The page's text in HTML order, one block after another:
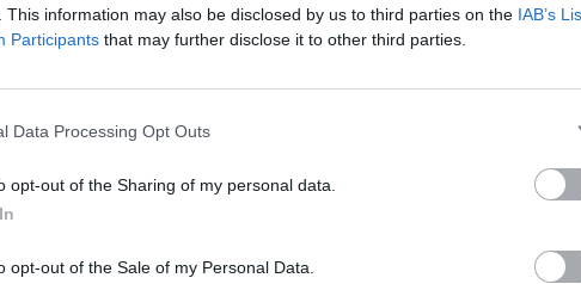
This information may also be disclosed by us to third parties on the IAB’s
Participants that may further disclose it to other third parties.
Data Processing Opt Outs
opt-out of the Sharing of my personal data.
opt-out of the Sale of my Personal Data.
puissance des capacités fret s’inscrit dans la
Transport and Logistics Strategy (
NTLS
diversification de l’économie saoudienne.
position géographique du Royaume, à la
pour rivaliser avec les hubs établis de
et de volumes de fret.